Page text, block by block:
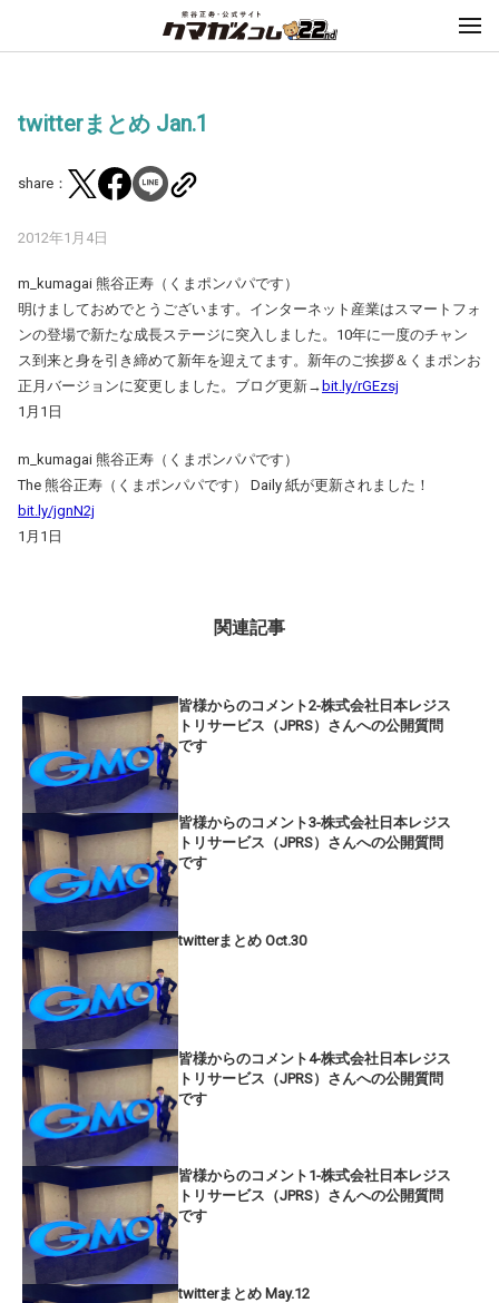
twitterまとめ Jan.1
share：
2012年1月4日
m_kumagai 熊谷正寿（くまポンパパです）
明けましておめでとうございます。インターネット産業はスマートフォ
ンの登場で新たな成長ステージに突入しました。10年に一度のチャン
ス到来と身を引き締めて新年を迎えてます。新年のご挨拶＆くまポンお
正月バージョンに変更しました。ブログ更新→ bit.ly/rGEzsj
1月1日
m_kumagai 熊谷正寿（くまポンパパです）
The 熊谷正寿（くまポンパパです） Daily 紙が更新されました！
bit.ly/jgnN2j
1月1日
関連記事
皆様からのコメント2-株式会社日本レジス
トリサービス（JPRS）さんへの公開質問
です
皆様からのコメント3-株式会社日本レジス
トリサービス（JPRS）さんへの公開質問
です
twitterまとめ Oct.30
皆様からのコメント4-株式会社日本レジス
トリサービス（JPRS）さんへの公開質問
です
皆様からのコメント1-株式会社日本レジス
トリサービス（JPRS）さんへの公開質問
です
twitterまとめ May.12